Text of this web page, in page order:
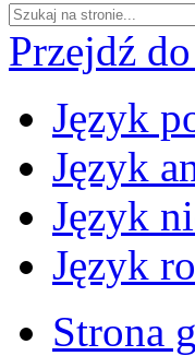
Przejdź
Język
Język
Język
Język
Strona